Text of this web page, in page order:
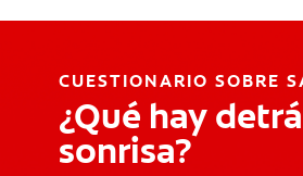
CUESTIONARIO SOBRE
¿Qué hay
sonrisa?